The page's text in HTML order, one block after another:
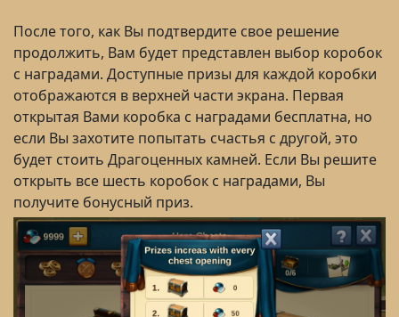
После того, как Вы подтвердите свое решение
продолжить, Вам будет представлен выбор коробок
с наградами. Доступные призы для каждой коробки
отображаются в верхней части экрана. Первая
открытая Вами коробка с наградами бесплатна, но
если Вы захотите попытать счастья с другой, это
будет стоить Драгоценных камней. Если Вы решите
открыть все шесть коробок с наградами, Вы
получите бонусный приз.